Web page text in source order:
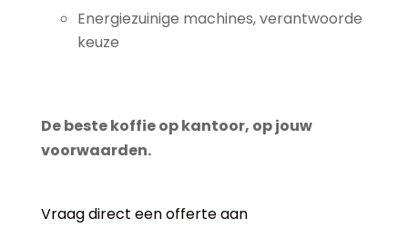
Energiezuinige machines, verantwoorde
keuze
De beste koffie op kantoor, op jouw
voorwaarden.
Vraag direct een offerte aan